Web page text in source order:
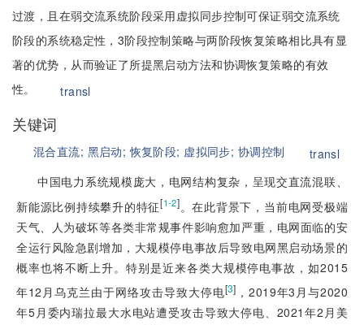
过渡，且在弱交流系统阶段采用虚拟同步控制可保证弱交流系统
阶段的系统稳定性，3阶段控制策略与两阶段恢复策略相比具有显
著的优势，从而验证了所提黑启动方法和协调恢复策略的有效
性。
transl
关键词
混合直流; 黑启动;恢复阶段; 虚拟同步; 协调控制
transl
中国电力系统规模庞大，电网结构复杂，呈现交直流混联、
新能源比例持续攀升的特征[1-2]。在此背景下，当前电网受极端
天气、人为破坏等各类非常规事件影响愈加严重，电网面临的安
全运行风险急剧增加，大规模停电事故后导致电网黑启动场景的
概率也将不断上升。特别是近来各类大规模停电事故，如2015
年12月乌克兰由于网络攻击导致大停电[3] ，2019年3月与2020
年5月委内瑞拉最大水电站遭受攻击导致大停电、2021年2月美